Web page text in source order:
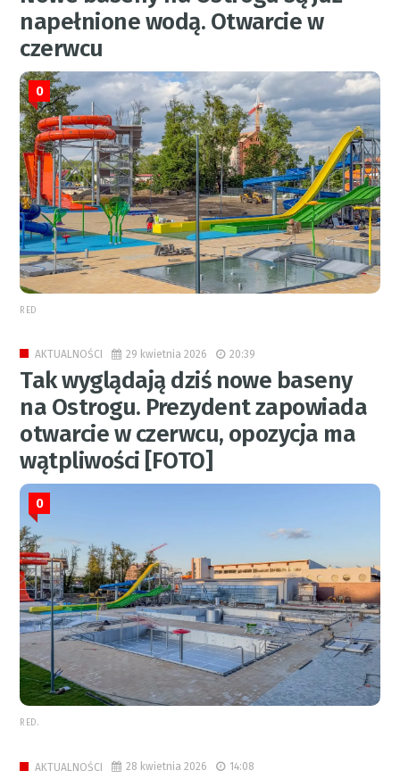
napełnione wodą. Otwarcie w
czerwcu
0
RED
AKTUALNOŚCI 29 kwietnia 2026 20:39
Tak wyglądają dziś nowe baseny
na Ostrogu. Prezydent zapowiada
otwarcie w czerwcu, opozycja ma
wątpliwości [FOTO]
0
RED.
AKTUALNOŚCI 28 kwietnia 2026 14:08